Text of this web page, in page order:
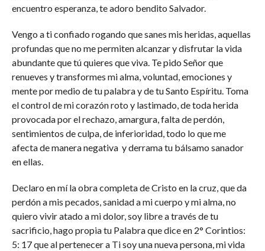
encuentro esperanza, te adoro bendito Salvador.
Vengo a ti confiado rogando que sanes mis heridas, aquellas
profundas que no me permiten alcanzar y disfrutar la vida
abundante que tú quieres que viva. Te pido Señor que
renueves y transformes mi alma, voluntad, emociones y
mente por medio de tu palabra y de tu Santo Espíritu. Toma
el control de mi corazón roto y lastimado, de toda herida
provocada por el rechazo, amargura, falta de perdón,
sentimientos de culpa, de inferioridad, todo lo que me
afecta de manera negativa y derrama tu bálsamo sanador
en ellas.
Declaro en mí la obra completa de Cristo en la cruz, que da
perdón a mis pecados, sanidad a mi cuerpo y mi alma, no
quiero vivir atado a mi dolor, soy libre a través de tu
sacrificio, hago propia tu Palabra que dice en 2° Corintios:
5: 17 que al pertenecer a Ti soy una nueva persona, mi vida